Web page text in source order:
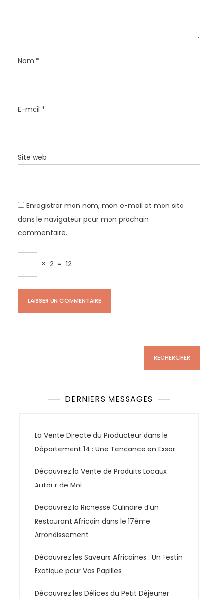
Nom *
E-mail *
Site web
Enregistrer mon nom, mon e-mail et mon site
dans le navigateur pour mon prochain
commentaire.
× 2 = 12
RECHERCHER
DERNIERS MESSAGES
La Vente Directe du Producteur dans le
Département 14 : Une Tendance en Essor
Découvrez la Vente de Produits Locaux
Autour de Moi
Découvrez la Richesse Culinaire d’un
Restaurant Africain dans le 17ème
Arrondissement
Découvrez les Saveurs Africaines : Un Festin
Exotique pour Vos Papilles
Découvrez les Délices du Petit Déjeuner